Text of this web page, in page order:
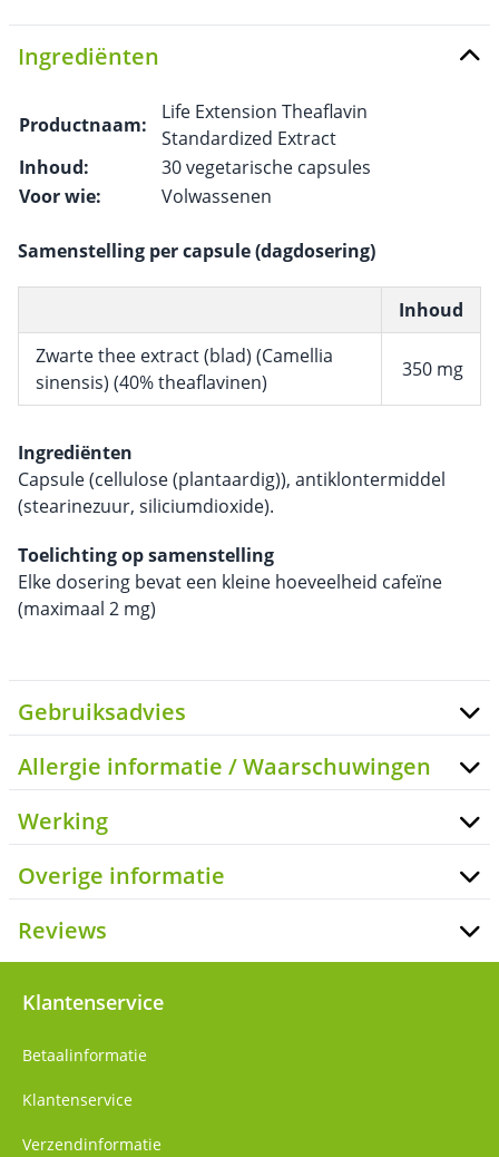
Ingrediënten
Productnaam:
Life Extension Theaflavin
Standardized Extract
Inhoud:
30 vegetarische capsules
Voor wie:
Volwassenen
Samenstelling per capsule (dagdosering)
Inhoud
Zwarte thee extract (blad) (Camellia
sinensis) (40% theaflavinen)
350 mg
Ingrediënten
Capsule (cellulose (plantaardig)), antiklontermiddel
(stearinezuur, siliciumdioxide).
Toelichting op samenstelling
Elke dosering bevat een kleine hoeveelheid cafeïne
(maximaal 2 mg)
Gebruiksadvies
Allergie informatie / Waarschuwingen
Werking
Overige informatie
Reviews
Klantenservice
Betaalinformatie
Klantenservice
Verzendinformatie